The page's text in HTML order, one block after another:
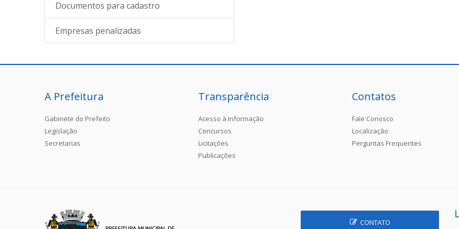
Documentos para cadastro
Empresas penalizadas
A Prefeitura
Gabinete do Prefeito
Legislação
Secretarias
Transparência
Acesso à Informação
Concursos
Licitações
Publicações
Contatos
Fale Conosco
Localização
Perguntas Frequentes
CONTATO